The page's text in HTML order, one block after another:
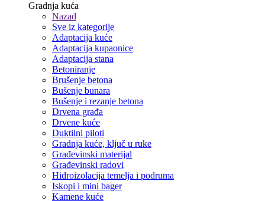
Gradnja kuća
Nazad
Sve iz kategorije
Adaptacija kuće
Adaptacija kupaonice
Adaptacija stana
Betoniranje
Brušenje betona
Bušenje bunara
Bušenje i rezanje betona
Drvena građa
Drvene kuće
Duktilni piloti
Gradnja kuće, ključ u ruke
Građevinski materijal
Građevinski radovi
Hidroizolacija temelja i podruma
Iskopi i mini bager
Kamene kuće